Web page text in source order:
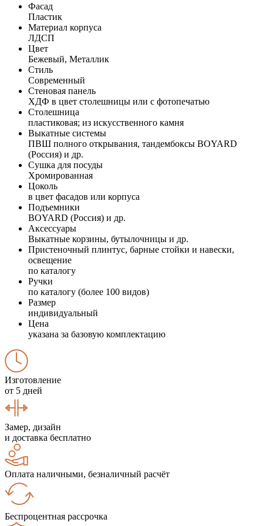
Фасад
Пластик
Материал корпуса
ЛДСП
Цвет
Бежевый, Металлик
Стиль
Современный
Стеновая панель
ХДФ в цвет столешницы или с фотопечатью
Столешница
пластиковая; из искусственного камня
Выкатные системы
ПВШ полного открывания, тандембоксы BOYARD
(Россия) и др.
Сушка для посуды
Хромированная
Цоколь
в цвет фасадов или корпуса
Подъемники
BOYARD (Россия) и др.
Аксессуары
Выкатные корзины, бутылочницы и др.
Пристеночный плинтус, барные стойки и навески,
освещение
по каталогу
Ручки
по каталогу (более 100 видов)
Размер
индивидуальный
Цена
указана за базовую комплектацию
Изготовление
от 5 дней
Замер, дизайн
и доставка бесплатно
Оплата наличными, безналичный расчёт
Беспроцентная рассрочка